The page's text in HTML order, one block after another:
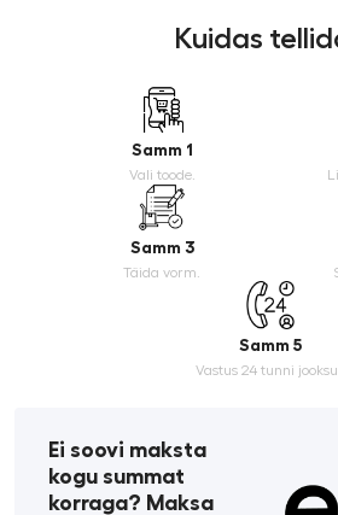
Kuidas
Samm 1
Vali toode.
Samm 3
Täida vorm.
Samm 5
Vastus 24 tunni
Ei soovi maksta
kogu summat
korraga? Maksa